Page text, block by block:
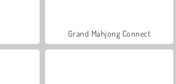
Grand Mahjong Connect